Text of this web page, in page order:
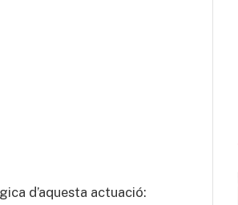
d’aquesta actuació: